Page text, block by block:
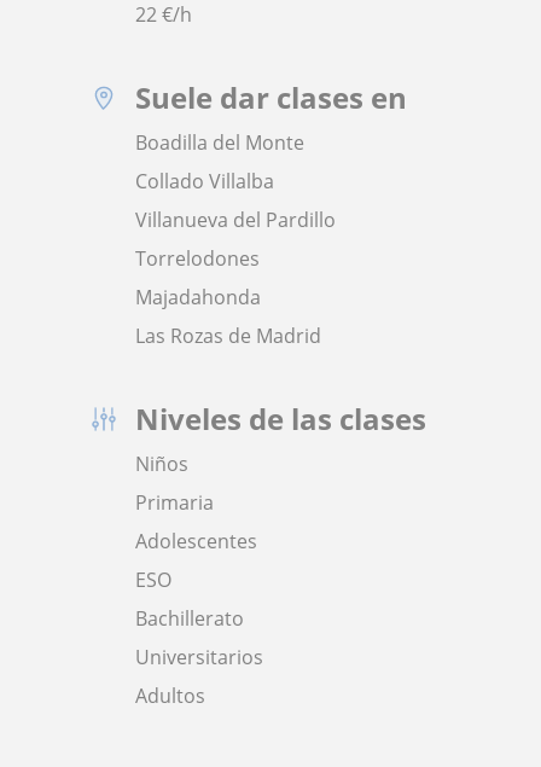
22€/h
Suele dar clases en
Boadilla del Monte
Collado Villalba
Villanueva del Pardillo
Torrelodones
Majadahonda
Las Rozas de Madrid
Niveles de las clases
Niños
Primaria
Adolescentes
ESO
Bachillerato
Universitarios
Adultos